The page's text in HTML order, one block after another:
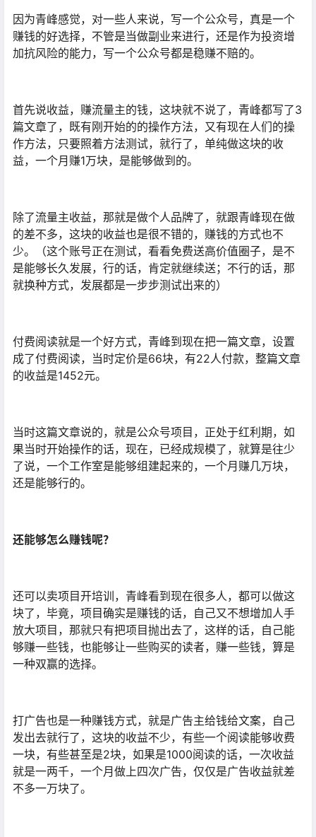
因为青峰感觉，对一些人来说，写一个公众号，真是一个
赚钱的好选择，不管是当做副业来进行，还是作为投资增
加抗风险的能力，写一个公众号都是稳赚不赔的。
首先说收益，赚流量主的钱，这块就不说了，青峰都写了3
篇文章了，既有刚开始的的操作方法，又有现在人们的操
作方法，只要照着方法测试，就行了，单纯做这块的收
益，一个月赚1万块，是能够做到的。
除了流量主收益，那就是做个人品牌了，就跟青峰现在做
的差不多，这块的收益也是很不错的，赚钱的方式也不
少。（这个账号正在测试，看看免费送高价值圈子，是不
是能够长久发展，行的话，肯定就继续送；不行的话，那
就换种方式，发展都是一步步测试出来的）
付费阅读就是一个好方式，青峰到现在把一篇文章，设置
成了付费阅读，当时定价是66块，有22人付款，整篇文章
的收益是1452元。
当时这篇文章说的，就是公众号项目，正处于红利期，如
果当时开始操作的话，现在，已经成规模了，就算是往少
了说，一个工作室是能够组建起来的，一个月赚几万块，
还是能够行的。
还能够怎么赚钱呢？
还可以卖项目开培训，青峰看到现在很多人，都可以做这
块了，毕竟，项目确实是赚钱的话，自己又不想增加人手
放大项目，那就只有把项目抛出去了，这样的话，自己能
够赚一些钱，也能够让一些购买的读者，赚一些钱，算是
一种双赢的选择。
打广告也是一种赚钱方式，就是广告主给钱给文案，自己
发出去就行了，这块的收益不少，有些一个阅读能够收费
一块，有些甚至是2块，如果是1000阅读的话，一次收益
就是一两千，一个月做上四次广告，仅仅是广告收益就差
不多一万块了。